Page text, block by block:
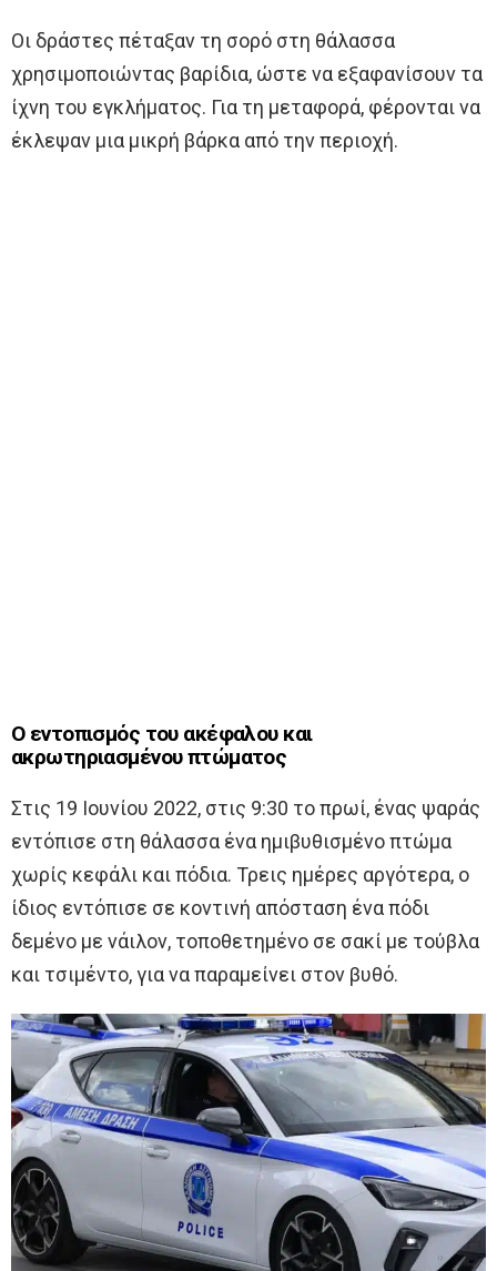
Οι δράστες πέταξαν τη σορό στη θάλασσα
χρησιμοποιώντας βαρίδια, ώστε να εξαφανίσουν τα
ίχνη του εγκλήματος. Για τη μεταφορά, φέρονται να
έκλεψαν μια μικρή βάρκα από την περιοχή.
Ο εντοπισμός του ακέφαλου και
ακρωτηριασμένου πτώματος
Στις 19 Ιουνίου 2022, στις 9:30 το πρωί, ένας ψαράς
εντόπισε στη θάλασσα ένα ημιβυθισμένο πτώμα
χωρίς κεφάλι και πόδια. Τρεις ημέρες αργότερα, ο
ίδιος εντόπισε σε κοντινή απόσταση ένα πόδι
δεμένο με νάιλον, τοποθετημένο σε σακί με τούβλα
και τσιμέντο, για να παραμείνει στον βυθό.